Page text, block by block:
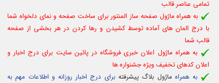
تمامی عناصر قالب
به همراه ماژول صفحه ساز المنتور برای ساخت صفحه و نمای دلخواه شما
با درج المان های آماده توسط کشیدن و رها کردن در هر بخشی از صفحه
قالب شما
به همراهماژول اعلان خبری فروشگاه در پائین سایت برای درج اخبار و
اعلان کدهای تخفیف ویژه جشنواره ها
به همراهماژول بلاگ پیشرفتهبرای درج اخبار روزانه و اطلاعات مهم به